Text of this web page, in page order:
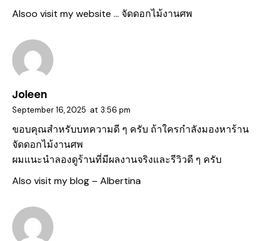
Alsoo visit my website … จัดดอกไม้งานศพ
Joleen
September 16, 2025 at 3:56 pm
ขอบคุณสำหรับบทความดี ๆ ครับ ถ้าใครกำลังมองหาร้าน
จัดดอกไม้งานศพ
ผมแนะนำลองดูร้านที่มีผลงานจริงและรีวิวดี ๆ ครับ
Also visit my blog – Albertina